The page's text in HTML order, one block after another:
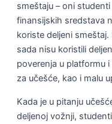
smeštaju – oni
finansijskih sredstava
koriste deljeni
sada nisu koristili
poverenja u platformu
za učešće, kao i malu
Kada je u pitanju
deljenoj vožnji,